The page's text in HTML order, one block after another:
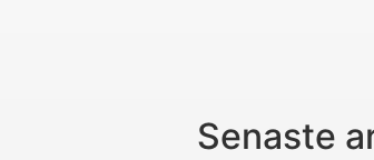
Senaste